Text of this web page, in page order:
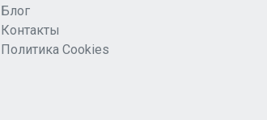
Блог
Контакты
Политика Cookies